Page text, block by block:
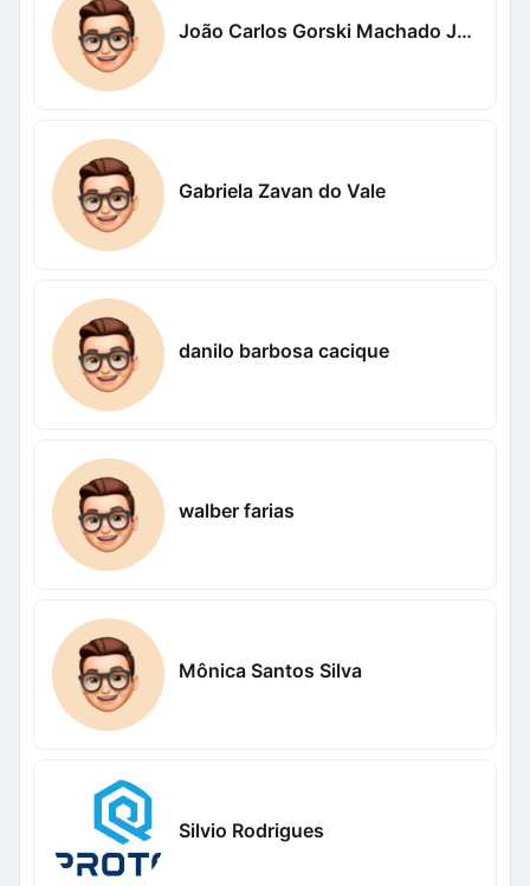
João Carlos Gorski Machado Junior
Gabriela Zavan do Vale
danilo barbosa cacique
walber farias
Mônica Santos Silva
Silvio Rodrigues